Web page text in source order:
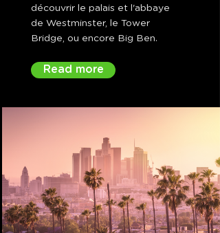
découvrir le palais et l'abbaye
de Westminster, le Tower
Bridge, ou encore Big Ben.
Read more